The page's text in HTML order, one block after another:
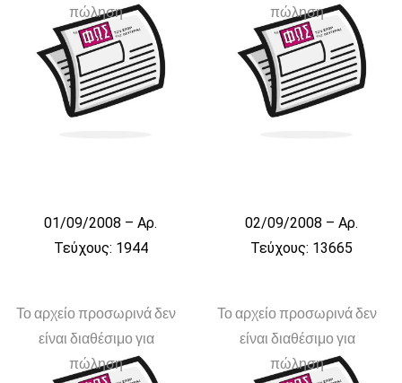
πώληση
01/09/2008 – Αρ.
Τεύχους: 1944
πώληση
02/09/2008 – Αρ.
Τεύχους: 13665
Το αρχείο προσωρινά δεν
είναι διαθέσιμο για
πώληση
Το αρχείο προσωρινά δεν
είναι διαθέσιμο για
πώληση